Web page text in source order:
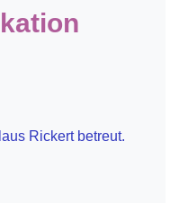
Rickert betreut.